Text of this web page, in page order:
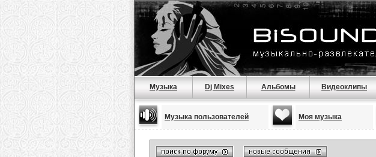
Музыка Dj Mixes Альбомы Видеоклипы
Музыка пользователей Моя музыка